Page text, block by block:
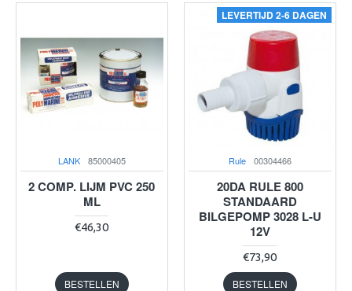
LANK 85000405
2 COMP. LIJM PVC 250
ML
€46,30
BESTELLEN
LEVERTIJD 2-6 DAGEN
Rule 00304466
20DA RULE 800
STANDAARD
BILGEPOMP 3028 L-U
12V
€73,90
BESTELLEN